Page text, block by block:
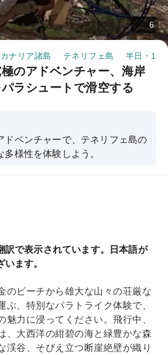
6
カナリア諸島 テネリフェ島 半日・1日
のアドベンチャー、海岸
ラシュートで滑空する
ドベンチャーで、テネリフェ島の
様性を体験しよう。
訳で表示されています。日本語が
ます。
のビーチから雄大な山々の荘厳な
ぶ、特別なパラトライク体験で、
魅力に浸ってください。飛行中、
、大西洋の紺碧の海と緑豊かな森
渓谷、そびえ立つ断崖絶壁が織り